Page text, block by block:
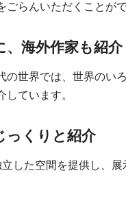
ごらんいただくことがで
、海外作家も紹介
の世界では、世界のい
ています。
っくりと紹介
した空間を提供し、